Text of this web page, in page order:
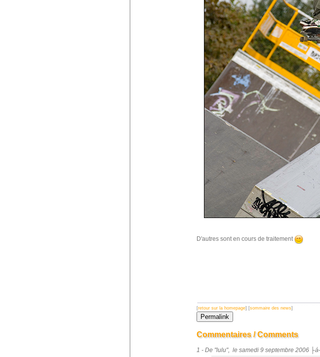
D'autres sont en cours de traitement
[retour sur la homepage] [sommaire des news]
Commentaires / Comments
1 - De "lulu", le samedi 9 septembre 2006